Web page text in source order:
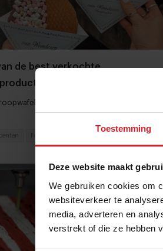
Toestemming
Deze website maakt
We gebruiken cookies om
websiteverkeer te
media, adverteren en
verstrekt of die ze hebben
de best verkochte
waarom doet de
het zo goed?
tot stroopwafelburger